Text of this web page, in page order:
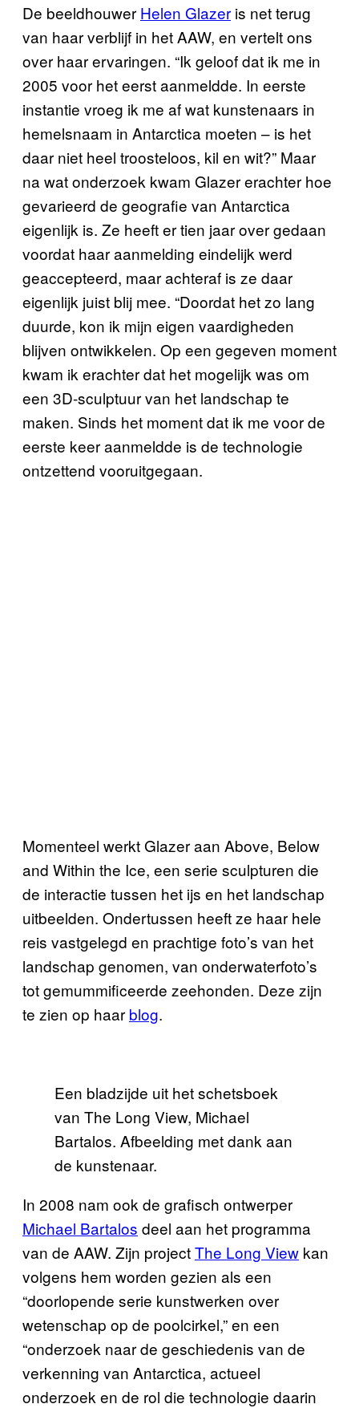
De beeldhouwer Helen Glazer is net terug
van haar verblijf in het AAW, en vertelt ons
over haar ervaringen. “Ik geloof dat ik me in
2005 voor het eerst aanmeldde. In eerste
instantie vroeg ik me af wat kunstenaars in
hemelsnaam in Antarctica moeten – is het
daar niet heel troosteloos, kil en wit?” Maar
na wat onderzoek kwam Glazer erachter hoe
gevarieerd de geografie van Antarctica
eigenlijk is. Ze heeft er tien jaar over gedaan
voordat haar aanmelding eindelijk werd
geaccepteerd, maar achteraf is ze daar
eigenlijk juist blij mee. “Doordat het zo lang
duurde, kon ik mijn eigen vaardigheden
blijven ontwikkelen. Op een gegeven moment
kwam ik erachter dat het mogelijk was om
een 3D-sculptuur van het landschap te
maken. Sinds het moment dat ik me voor de
eerste keer aanmeldde is de technologie
ontzettend vooruitgegaan.
Momenteel werkt Glazer aan Above, Below
and Within the Ice, een serie sculpturen die
de interactie tussen het ijs en het landschap
uitbeelden. Ondertussen heeft ze haar hele
reis vastgelegd en prachtige foto’s van het
landschap genomen, van onderwaterfoto’s
tot gemummificeerde zeehonden. Deze zijn
te zien op haar blog.
Een bladzijde uit het schetsboek
van The Long View, Michael
Bartalos. Afbeelding met dank aan
de kunstenaar.
In 2008 nam ook de grafisch ontwerper
Michael Bartalos deel aan het programma
van de AAW. Zijn projectThe Long View kan
volgens hem worden gezien als een
“doorlopende serie kunstwerken over
wetenschap op de poolcirkel,” en een
“onderzoek naar de geschiedenis van de
verkenning van Antarctica, actueel
onderzoek en de rol die technologie daarin